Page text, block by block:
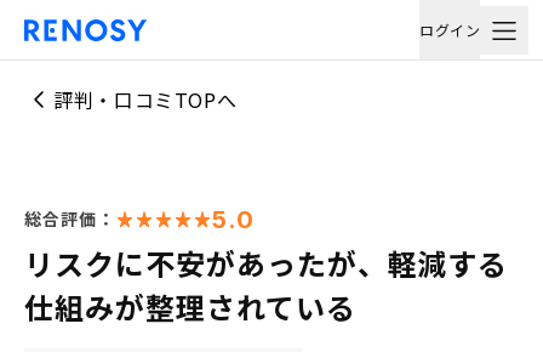
ログイン
評判・口コミTOPへ
総合評価： 5.0
リスクに不安があったが、軽減する
仕組みが整理されている